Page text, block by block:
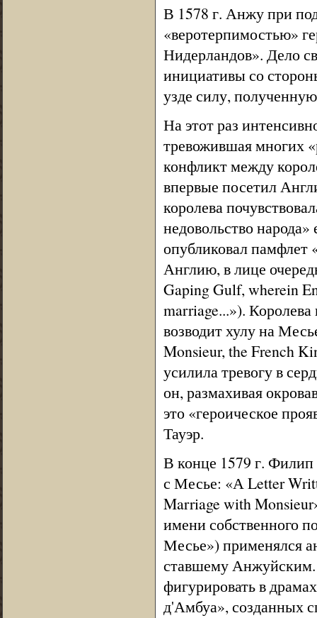
В 1578 г. Анжу при
«веротерпимостью»
Нидерландов». Дело
инициативы со
узде силу,
На этот раз
тревожившая многих
конфликт между
впервые посетил
королева
недовольство
опубликовал памфлет
Англию, в лице
Gaping Gulf, wherein
marriage...»).
возводит хулу на
Monsieur, the French
усилила тревогу в
он, размахивая
это «героическое
Тауэр.
В конце 1579 г.
с Месье: «А Letter
Marriage with
имени собственного
Месье») применялся
ставшему
фигурировать в
д'Амбуа», созданных